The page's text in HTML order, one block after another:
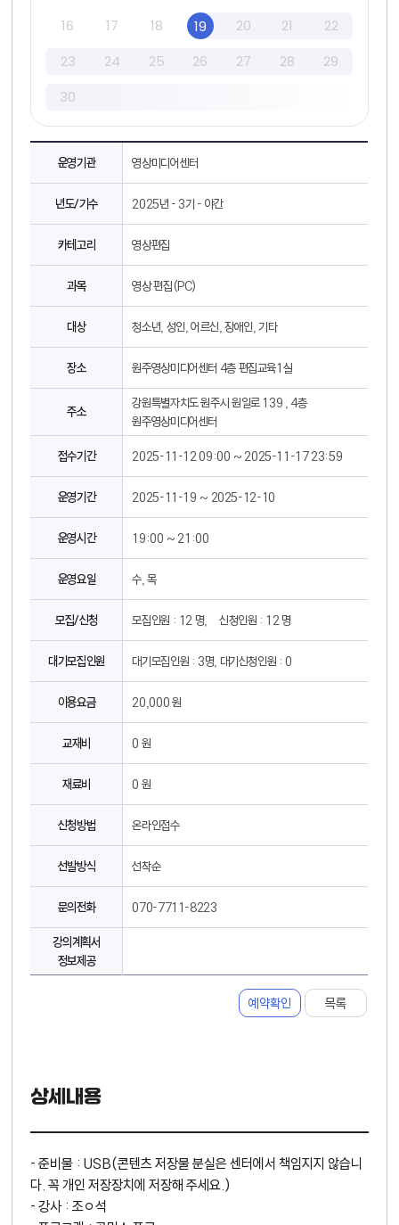
예약확인 목록
운영기관 영상미디어센터
년도/기수 2025년 - 3기 - 야간
카테고리 영상편집
과목 영상 편집(PC)
대상 청소년, 성인, 어르신, 장애인, 기타
장소 원주영상미디어센터 4층 편집교육1실
주소
강원특별자치도 원주시 원일로 139 , 4층
원주영상미디어센터
접수기간 2025-11-12 09:00 ~ 2025-11-17 23:59
운영기간 2025-11-19 ~ 2025-12-10
운영시간 19:00 ~ 21:00
운영요일 수, 목
모집/신청 모집인원 : 12 명, 신청인원 : 12 명
대기모집인원 대기모집인원 : 3명, 대기신청인원 : 0
이용요금 20,000 원
교재비 0 원
재료비 0 원
신청방법 온라인접수
선발방식 선착순
문의전화 070-7711-8223
강의계획서
정보제공
16
17 18 19 20 21
22
23
24 25 26 27 28
29
30
상세내용
- 준비물 : USB(콘텐츠 저장물 분실은 센터에서 책임지지 않습니
다. 꼭 개인 저장장치에 저장해 주세요.)
- 강사 : 조ㅇ석